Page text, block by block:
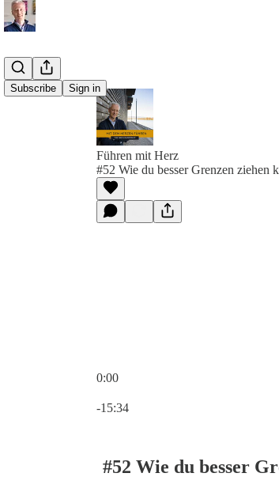
Subscribe Sign in
Führen mit Herz
#52 Wie du besser Grenzen ziehen
0:00
-15:34
#52 Wie du besser